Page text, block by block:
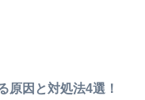
原因と対処法4選！